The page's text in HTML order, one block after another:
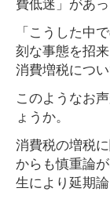
「こうした中
刻な事態を招
消費増税につ
このようなお
ょうか。
消費税の増税
からも慎重論
生により延期